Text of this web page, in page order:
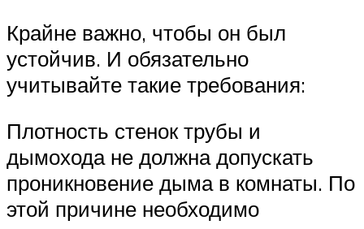
Крайне важно, чтобы он был
устойчив. И обязательно
учитывайте такие требования:
Плотность стенок трубы и
дымохода не должна допускать
проникновение дыма в комнаты. По
этой причине необходимо